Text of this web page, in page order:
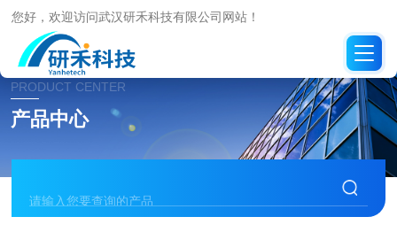
您好，欢迎访问武汉研禾科技有限公司网站！
PRODUCT CENTER
产品中心